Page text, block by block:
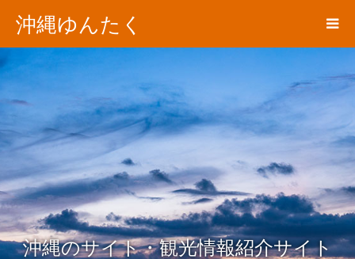
沖縄ゆんたく
沖縄のサイト・観光情報紹介サイト